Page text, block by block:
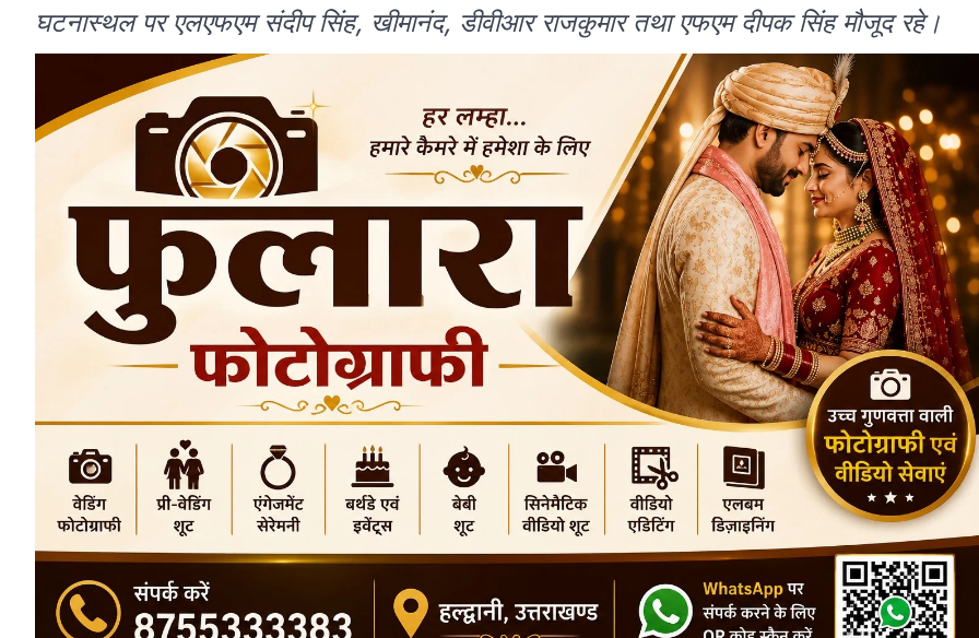
घटनास्थल पर एलएफएम संदीप सिंह, खीमानंद, डीवीआर राजकुमार तथा एफएम दीपक सिंह मौजूद रहे।